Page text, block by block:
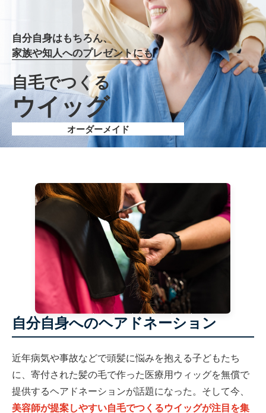
自分自身はもちろん、
家族や知人へのプレゼントにも
自毛でつくる
ウイッグ
オーダーメイド
自分自身へのヘアドネーション
近年病気や事故などで頭髪に悩みを抱える子どもたち
に、寄付された髪の毛で作った医療用ウィッグを無償で
提供するヘアドネーションが話題になった。そして今、
美容師が提案しやすい自毛でつくるウイッグが注目を集